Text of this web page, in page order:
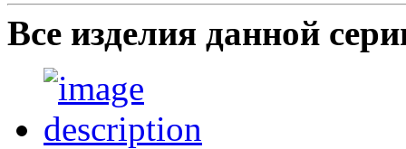
Все изделия данной